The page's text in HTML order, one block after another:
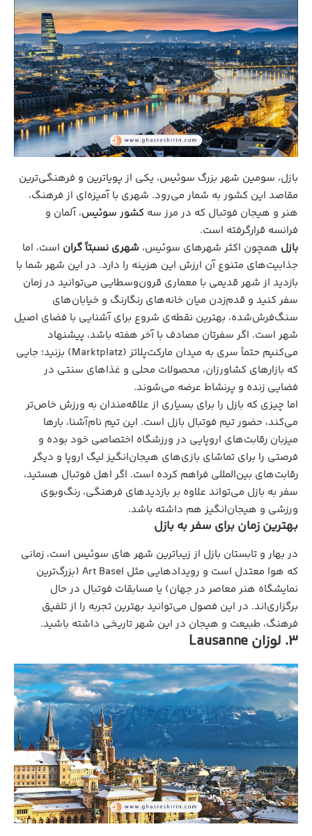
بازل، سومین شهر بزرگ سوئیس، یکی از پویاترین و فرهنگی‌ترین
مقاصد این کشور به‌ شمار می‌رود. شهری با آمیزه‌ای از فرهنگ،
هنر و هیجان فوتبال که در مرز سه کشور سوئیس، آلمان و
فرانسه قرارگرفته است.
بازل همچون اکثر شهرهای سوئیس، شهری نسبتاً گران است، اما
جذابیت‌های متنوع آن ارزش این هزینه را دارد. در این شهر شما با
بازدید از شهر قدیمی با معماری قرون‌وسطایی می‌توانید در زمان
سفر کنید و قدم‌زدن میان خانه‌های رنگارنگ و خیابان‌های
سنگ‌فرش‌شده، بهترین نقطه‌ی شروع برای آشنایی با فضای اصیل
شهر است. اگر سفرتان مصادف با آخر هفته باشد، پیشنهاد
می‌کنیم حتماً سری به میدان مارکت‌پلاتز (Marktplatz) بزنید؛ جایی
که بازارهای کشاورزان، محصولات محلی و غذاهای سنتی در
فضایی زنده و پرنشاط عرضه می‌شوند.
اما چیزی که بازل را برای بسیاری از علاقه‌مندان به ورزش خاص‌تر
می‌کند، حضور تیم فوتبال بازل است. این تیم نام‌آشنا، بارها
میزبان رقابت‌های اروپایی در ورزشگاه اختصاصی خود بوده و
فرصتی را برای تماشای بازی‌های هیجان‌انگیز لیگ اروپا و دیگر
رقابت‌های بین‌المللی فراهم کرده است. اگر اهل فوتبال هستید،
سفر به بازل می‌تواند علاوه‌ بر بازدیدهای فرهنگی، رنگ‌وبوی
ورزشی و هیجان‌انگیز هم داشته باشد.
بهترین زمان برای سفر به بازل
در بهار و تابستان بازل از زیباترین شهر های سوئیس است، زمانی
که هوا معتدل است و رویدادهایی مثل Art Basel (بزرگ‌ترین
نمایشگاه هنر معاصر در جهان) یا مسابقات فوتبال در حال
برگزاری‌اند. در این فصول می‌توانید بهترین تجربه را از تلفیق
فرهنگ، طبیعت و هیجان در این شهر تاریخی داشته باشید.
3. لوزان ‏Lausanne